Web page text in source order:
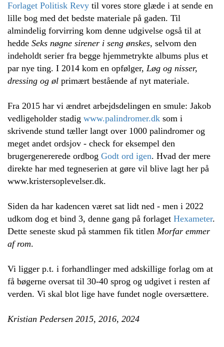
Forlaget Politisk Revy til vores store glæde i at sende en
lille bog med det bedste materiale på gaden. Til
almindelig forvirring kom denne udgivelse også til at
hedde Seks nøgne sirener i seng ønskes, selvom den
indeholdt serier fra begge hjemmetrykte albums plus et
par nye ting. I 2014 kom en opfølger, Løg og nisser,
dressing og øl primært bestående af nyt materiale.
Fra 2015 har vi ændret arbejdsdelingen en smule: Jakob
vedligeholder stadig www.palindromer.dk som i
skrivende stund tæller langt over 1000 palindromer og
meget andet ordsjov - check for eksempel den
brugergenererede ordbog Godt ord igen. Hvad der mere
direkte har med tegneserien at gøre vil blive lagt her på
www.kristersoplevelser.dk.
Siden da har kadencen været sat lidt ned - men i 2022
udkom dog et bind 3, denne gang på forlaget Hexameter.
Dette seneste skud på stammen fik titlen Morfar emmer
af rom.
Vi ligger p.t. i forhandlinger med adskillige forlag om at
få bøgerne oversat til 30-40 sprog og udgivet i resten af
verden. Vi skal blot lige have fundet nogle oversættere.
Kristian Pedersen 2015, 2016, 2024